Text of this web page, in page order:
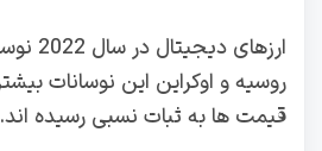
روسیه و اوکراین این نوسانات
قیمت ها به ثبات نسبی رسیده